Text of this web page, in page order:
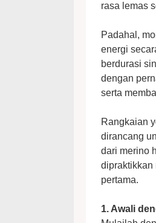
rasa lemas
Padahal,
energi
berdurasi
dengan
serta
Rangkaian
dirancang
dari merino
dipraktikkan
pertama.
1. Awali